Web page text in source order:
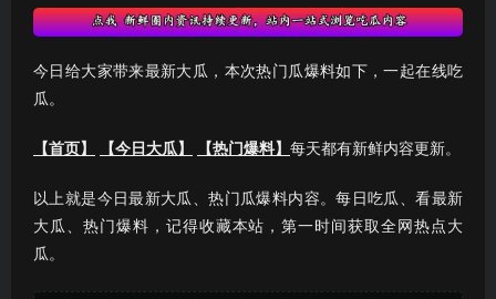
今日给大家带来最新大瓜，本次热门瓜爆料如下，一起在线吃
瓜。
【首页】 【今日大瓜】 【热门爆料】 每天都有新鲜内容更新。
以上就是今日最新大瓜、热门瓜爆料内容。每日吃瓜、看最新
大瓜、热门爆料，记得收藏本站，第一时间获取全网热点大
瓜。